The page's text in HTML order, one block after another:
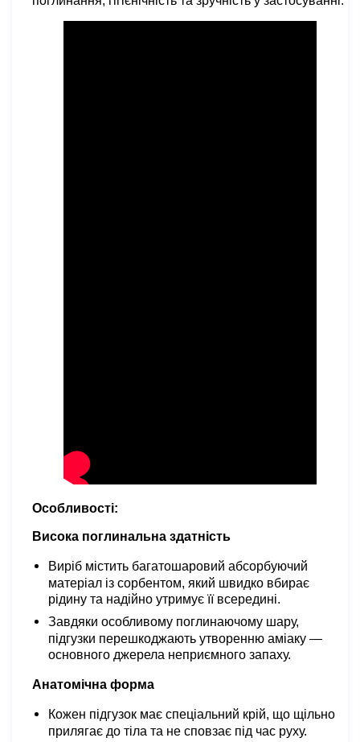
Особливості:
Висока поглинальна здатність
Виріб містить багатошаровий абсорбуючий
матеріал із сорбентом, який швидко вбирає
рідину та надійно утримує її всередині.
Завдяки особливому поглинаючому шару,
підгузки перешкоджають утворенню аміаку —
основного джерела неприємного запаху.
Анатомічна форма
Кожен підгузок має спеціальний крій, що щільно
прилягає до тіла та не сповзає під час руху.